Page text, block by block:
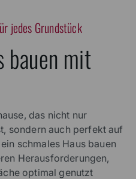
jedes Grundstück
bauen mit
das nicht nur
sondern auch perfekt auf
schmales Haus bauen
Herausforderungen,
optimal genutzt